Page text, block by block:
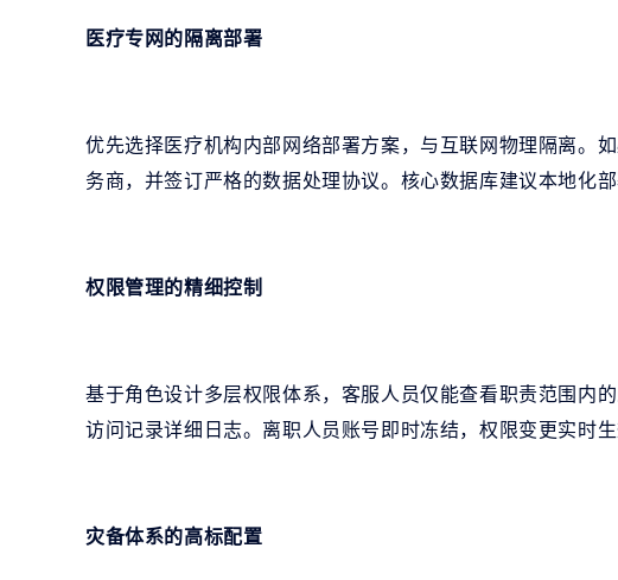
医疗专网的隔离部署
优先选择医疗机构内部网络部署方案，与互联网物理隔离。
务商，并签订严格的数据处理协议。核心数据库建议本地化部
权限管理的精细控制
基于角色设计多层权限体系，客服人员仅能查看职责范围内
访问记录详细日志。离职人员账号即时冻结，权限变更实时
灾备体系的高标配置